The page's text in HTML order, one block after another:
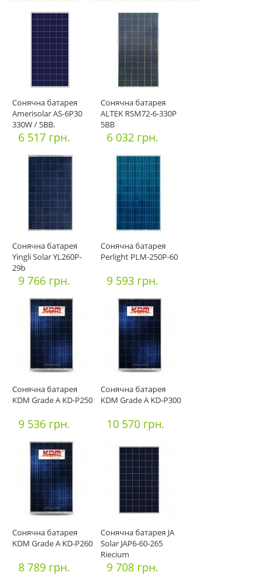
Сонячна батарея
Amerisolar AS-6P30
330W / 5BB.
Офіційний імп
6 517 грн.
Сонячна батарея
ALTEK RSM72-6-330P
5BB
6 032 грн.
Сонячна батарея
Yingli Solar YL260P-
29b
9 766 грн.
Сонячна батарея
Perlight PLM-250P-60
9 593 грн.
Сонячна батарея
KDM Grade A KD-P250
9 536 грн.
Сонячна батарея
KDM Grade A KD-P300
10 570 грн.
Сонячна батарея
KDM Grade A KD-P260
8 789 грн.
Сонячна батарея JA
Solar JAP6-60-265
Riecium
9 708 грн.